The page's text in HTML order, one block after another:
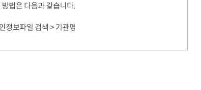
법은 다음과 같습니다.
보파일 검색 > 기관명